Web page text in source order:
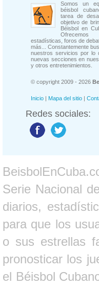
Somos un
béisbol
tarea de
objetivo de
Béisbol en
Ofrecemos
estadísticas, foros de
más... Constantemente
nuestros servicios por lo
nuevas secciones en
y otros entretenimientos.
© copyright 2009 - 2026
Inicio | Mapa del sitio |
Redes sociales:
Serie Nacional
diarios,
para que los
o sus estrellas
pronosticar los
el Béisbol